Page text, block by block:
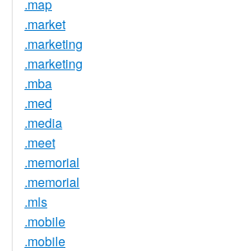
.map
.market
.marketing
.marketing
.mba
.med
.media
.meet
.memorial
.memorial
.mls
.mobile
.mobile